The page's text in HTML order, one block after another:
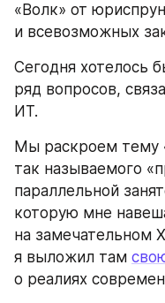
«Волк» от
и всевозможных
Сегодня хотелось
ряд вопросов,
ИТ.
Мы раскроем тему
так называемого
параллельной
которую мне
на замечательном
я выложил там
о реалиях